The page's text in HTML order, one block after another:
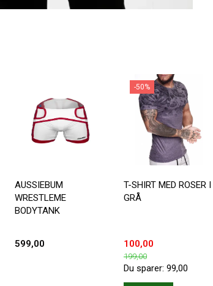
AUSSIEBUM
WRESTLEME
BODYTANK
599,00
-50%
T-SHIRT MED ROSER I
GRÅ
100,00
199,00
Du sparer: 99,00